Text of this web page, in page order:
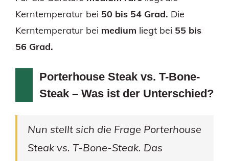
Kerntemperatur bei 50 bis 54 Grad. Die
Kerntemperatur bei medium liegt bei 55 bis
56 Grad.
Porterhouse Steak vs. T-Bone-
Steak – Was ist der Unterschied?
Nun stellt sich die Frage Porterhouse
Steak vs. T-Bone-Steak. Das